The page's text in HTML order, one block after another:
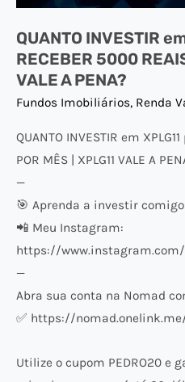
QUANTO INVESTIR
RECEBER 5000
VALE A PENA?
Fundos Imobiliários, Renda
QUANTO INVESTIR em
POR MÊS | XPLG11 VALE A
—
🎯 Aprenda a investir
📲 Meu Instagram:
https://
—
Abra sua conta na Nomad
✅ https://
Utilize o cupom PEDRO20 e
MÊS
XPLG11
VALE